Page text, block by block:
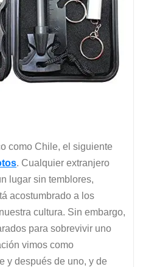
como Chile, el siguiente
. Cualquier extranjero
lugar sin temblores,
acostumbrado a los
cultura. Sin embargo,
para sobrevivir uno
vimos como
y después de uno, y de